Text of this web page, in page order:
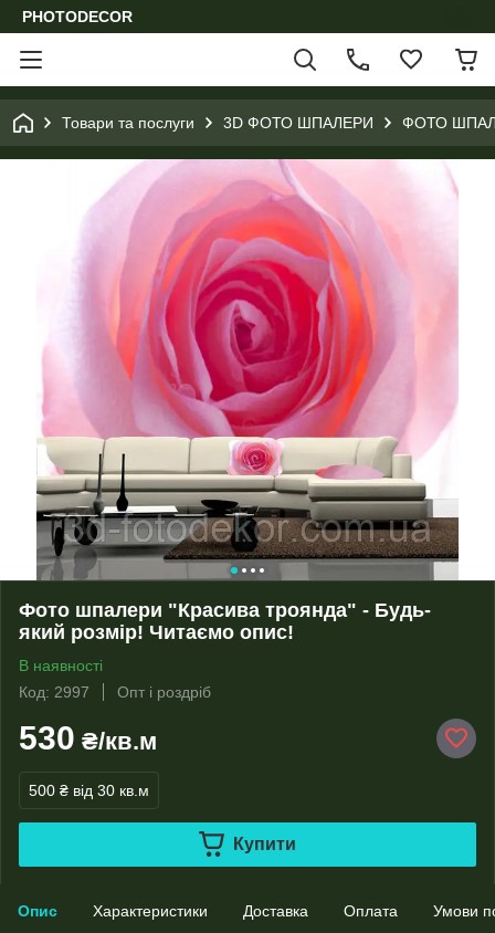
PHOTODECOR
Товари та послуги 3D ФОТО ШПАЛЕРИ ФОТО
Фото шпалери "Красива троянда" - Будь-
який розмір! Читаємо опис!
В наявності
Код: 2997
Опт і роздріб
530 ₴/кв.м
500 ₴ від 30 кв.м
Купити
Опис Характеристики Доставка Оплата Умови